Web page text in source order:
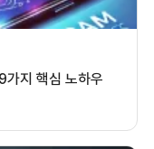
가지 핵심 노하우